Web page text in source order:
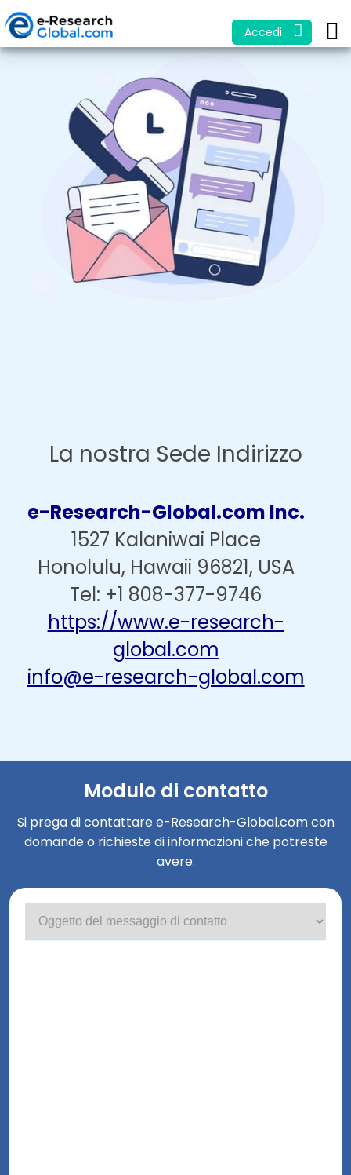
Accedi
La nostra Sede Indirizzo
e-Research-Global.com Inc.
1527 Kalaniwai Place
Honolulu, Hawaii 96821, USA
Tel: +1 808-377-9746
https://www.e-research-
global.com
info@e-research-global.com
Modulo di contatto
Si prega di contattare e-Research-Global.com con
domande o richieste di informazioni che potreste
avere.